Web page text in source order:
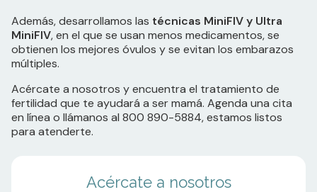
Además, desarrollamos las técnicas MiniFIV y Ultra
MiniFIV, en el que se usan menos medicamentos, se
obtienen los mejores óvulos y se evitan los embarazos
múltiples.
Acércate a nosotros y encuentra el tratamiento de
fertilidad que te ayudará a ser mamá. Agenda una cita
en línea o llámanos al 800 890-5884, estamos listos
para atenderte.
Acércate a nosotros